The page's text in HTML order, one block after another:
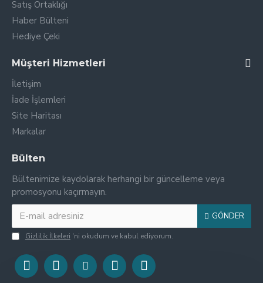
Satış Ortaklığı
Haber Bülteni
Hediye Çeki
Müşteri Hizmetleri
İletişim
İade İşlemleri
Site Haritası
Markalar
Bülten
Bültenimize kaydolarak herhangi bir güncelleme veya
promosyonu kaçırmayın.
GÖNDER
Gizlilik İlkeleri 'ni okudum ve kabul ediyorum.